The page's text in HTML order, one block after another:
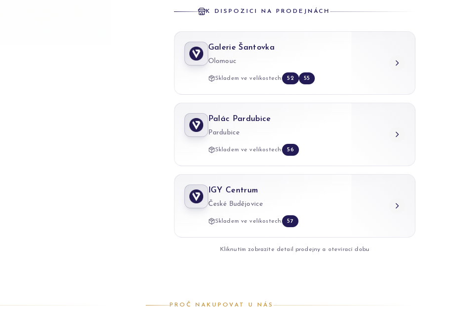
K DISPOZICI NA PRODEJNÁCH
Galerie Šantovka
Olomouc
Skladem ve velikostech: 52 55
Palác Pardubice
Pardubice
Skladem ve velikostech: 56
IGY Centrum
České Budějovice
Skladem ve velikostech: 57
Kliknutím zobrazíte detail prodejny a otevírací dobu
PROČ NAKUPOVAT U NÁS